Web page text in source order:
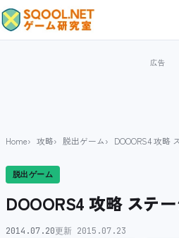
Home 攻略 脱出ゲーム DOOORS4 攻略
脱出ゲーム
DOOORS4 攻略 ステ
2014.07.20更新 2015.07.23